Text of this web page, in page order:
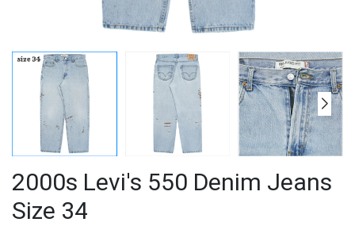
2000s Levi's 550 Denim Jeans
Size 34